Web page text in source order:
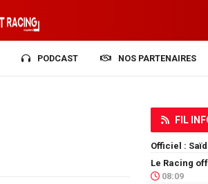
PODCAST NOS PARTENAIRES
FIL
Officiel :
08:09